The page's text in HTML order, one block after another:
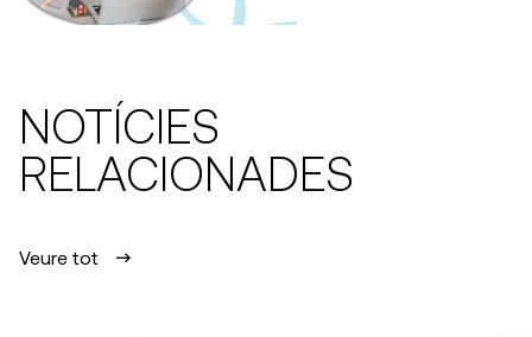
NOTÍCIES
RELACIONADES
Veure tot